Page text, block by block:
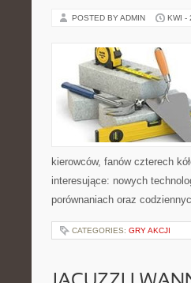
POSTED BY ADMIN KWI -
kierowców, fanów czterech
interesujące: nowych
porównaniach oraz
CATEGORIES: GRY AKCJI